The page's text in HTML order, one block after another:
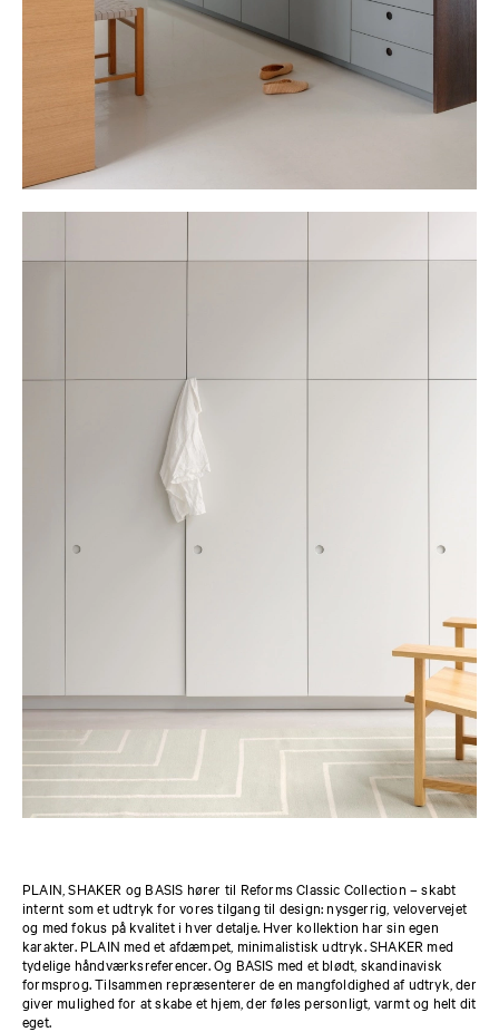
PLAIN, SHAKER og BASIS hører til Reforms Classic Collection – skabt
internt som et udtryk for vores tilgang til design: nysgerrig, velovervejet
og med fokus på kvalitet i hver detalje. Hver kollektion har sin egen
karakter. PLAIN med et afdæmpet, minimalistisk udtryk. SHAKER med
tydelige håndværksreferencer. Og BASIS med et blødt, skandinavisk
formsprog. Tilsammen repræsenterer de en mangfoldighed af udtryk, der
giver mulighed for at skabe et hjem, der føles personligt, varmt og helt dit
eget.